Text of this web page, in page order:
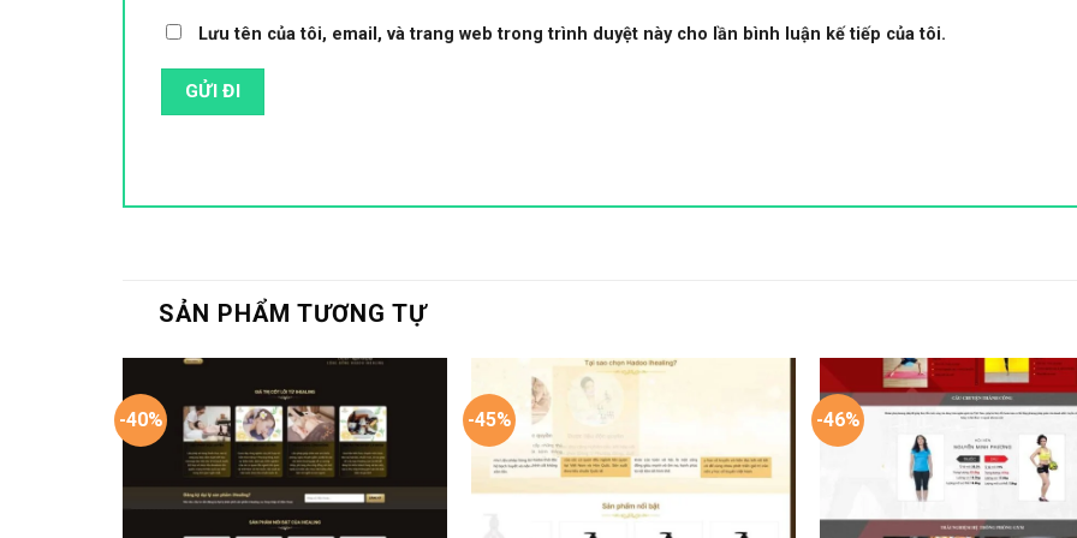
Lưu tên của tôi, email, và trang web trong trình duyệt này cho lần bình luận kế tiếp của tôi.
SẢN PHẨM TƯƠNG TỰ
-40% -45% -46%